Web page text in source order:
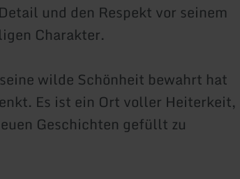
und den Respekt vor seinem
Charakter.
wilde Schönheit bewahrt hat
Es ist ein Ort voller Heiterkeit,
Geschichten gefüllt zu